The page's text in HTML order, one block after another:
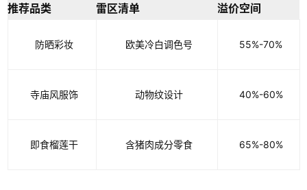
推荐品类 雷区清单 溢价空间
防晒彩妆 欧美冷白调色号 55%-70%
寺庙风服饰 动物纹设计 40%-60%
即食榴莲干 含猪肉成分零食 65%-80%